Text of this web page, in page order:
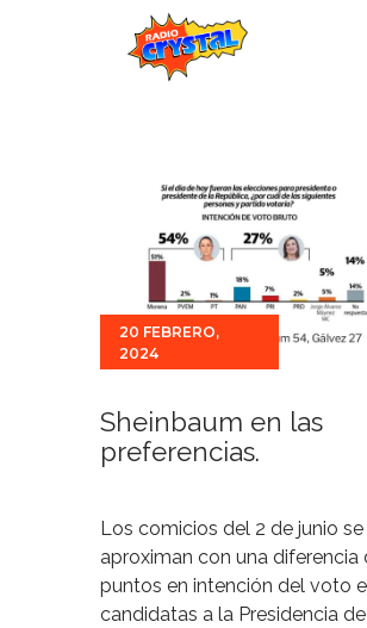
Estaciones
Eventos
Promociones
Noticias
Para ti
20 FEBRERO,
2024
Sheinbaum en las
preferencias.
Los comicios del 2 de junio se
aproximan con una diferencia
puntos en intención del voto
candidatas a la Presidencia